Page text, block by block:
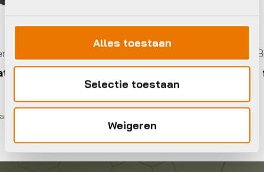
Alles toestaan
Selectie toestaan
Weigeren
Basil battery cap frameaccu Bosch
10,99
Op voorraad in winkel